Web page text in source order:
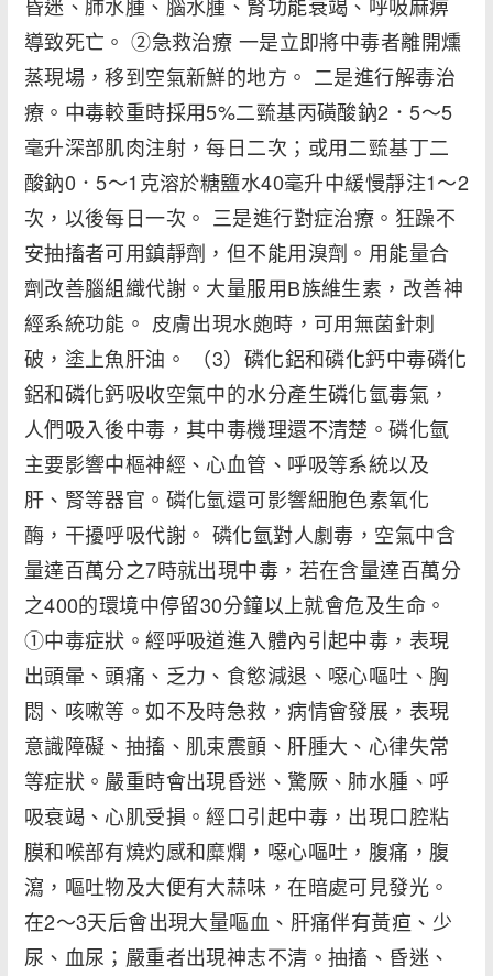
導致死亡。 ②急救治療 一是立即將中毒者離開燻
蒸現場，移到空氣新鮮的地方。 二是進行解毒治
療。中毒較重時採用5%二巰基丙磺酸鈉2．5～5
毫升深部肌肉注射，每日二次；或用二巰基丁二
酸鈉0．5～1克溶於糖鹽水40毫升中緩慢靜注1～2
次，以後每日一次。 三是進行對症治療。狂躁不
安抽搐者可用鎮靜劑，但不能用溴劑。用能量合
劑改善腦組織代謝。大量服用B族維生素，改善神
經系統功能。 皮膚出現水皰時，可用無菌針刺
破，塗上魚肝油。 （3）磷化鋁和磷化鈣中毒磷化
鋁和磷化鈣吸收空氣中的水分產生磷化氫毒氣，
人們吸入後中毒，其中毒機理還不清楚。磷化氫
主要影響中樞神經、心血管、呼吸等系統以及
肝、腎等器官。磷化氫還可影響細胞色素氧化
酶，干擾呼吸代謝。 磷化氫對人劇毒，空氣中含
量達百萬分之7時就出現中毒，若在含量達百萬分
之400的環境中停留30分鐘以上就會危及生命。
①中毒症狀。經呼吸道進入體內引起中毒，表現
出頭暈、頭痛、乏力、食慾減退、噁心嘔吐、胸
悶、咳嗽等。如不及時急救，病情會發展，表現
意識障礙、抽搐、肌束震顫、肝腫大、心律失常
等症狀。嚴重時會出現昏迷、驚厥、肺水腫、呼
吸衰竭、心肌受損。經口引起中毒，出現口腔粘
膜和喉部有燒灼感和糜爛，噁心嘔吐，腹痛，腹
瀉，嘔吐物及大便有大蒜味，在暗處可見發光。
在2～3天后會出現大量嘔血、肝痛伴有黃疸、少
尿、血尿；嚴重者出現神志不清。抽搐、昏迷、